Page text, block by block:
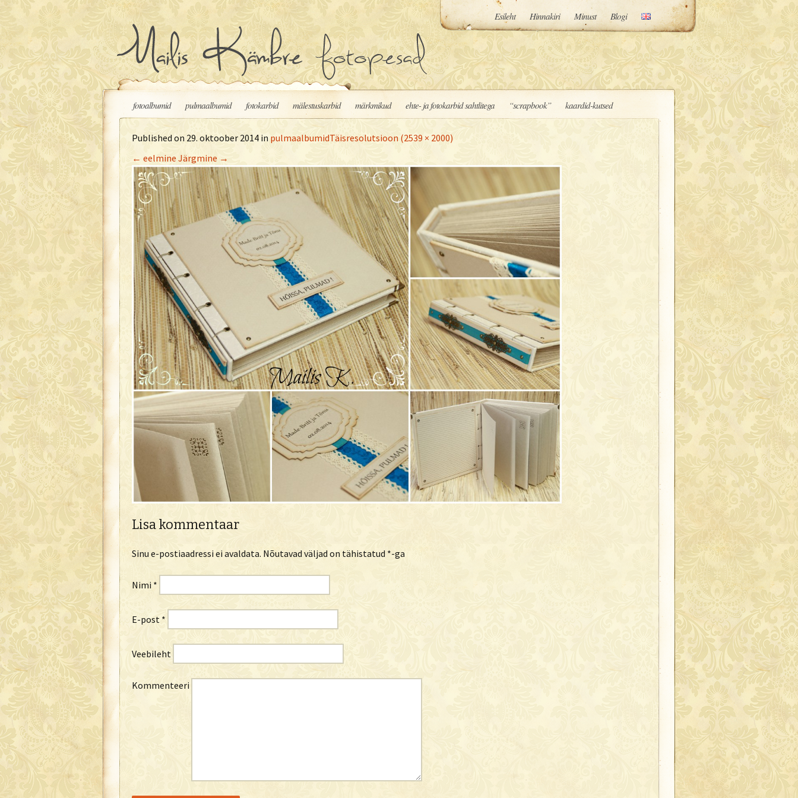
Esileht Hinnakiri Minust Blogi
Liigu sisu juurde
fotoalbumid pulmaalbumid fotokarbid mälestuskarbid märkmikud ehte- ja fotokarbid sahtlitega “scrapbook” kaardid-kutsed
Published on 29. oktoober 2014 in pulmaalbumidTäisresolutsioon (2539 × 2000)
← eelmine Järgmine →
Lisa kommentaar
Sinu e-postiaadressi ei avaldata. Nõutavad väljad on tähistatud *-ga
Nimi *
E-post *
Veebileht
Kommenteeri